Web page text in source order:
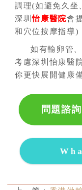
調理(如避免久坐
深圳怡康醫院會
和穴位按摩指導)
如有輸卵管
考慮深圳怡康醫
你更快展開健康
問題諮詢